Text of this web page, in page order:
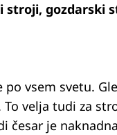
stroji, gozdarski
vsem svetu.
velja tudi za
je